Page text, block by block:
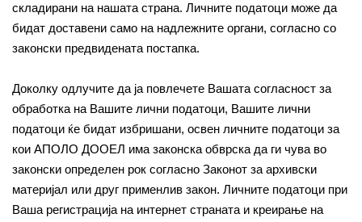
складирани на нашата страна. Личните податоци може да
бидат доставени само на надлежните органи, согласно со
законски предвидената постапка.
Доколку одлучите да ја повлечете Вашата согласност за
обработка на Вашите лични податоци, Вашите лични
податоци ќе бидат избришани, освен личните податоци за
кои АПОЛО ДООЕЛ има законска обврска да ги чува во
законски определен рок согласно Законот за архивски
материјал или друг применлив закон. Личните податоци при
Ваша регистрација на интернет страната и креирање на